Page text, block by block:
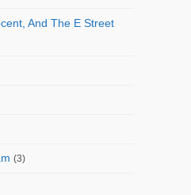
And The E Street
(3)